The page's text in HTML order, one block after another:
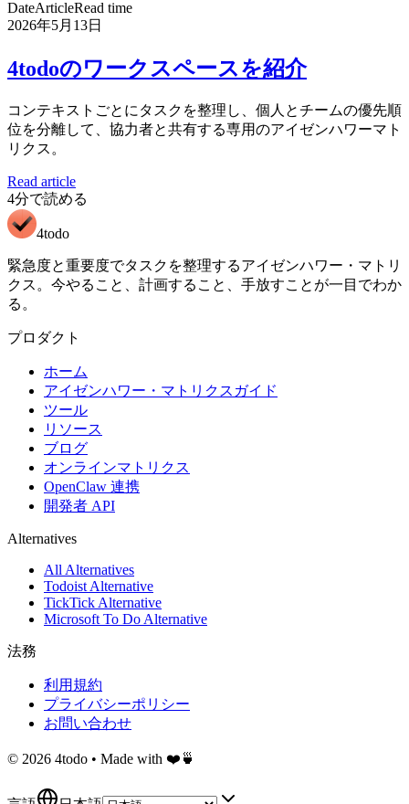
DateArticleRead time
2026年5月13日
4todoのワークスペースを紹介
コンテキストごとにタスクを整理し、個人とチームの優先順
位を分離して、協力者と共有する専用のアイゼンハワーマト
リクス。
Read article
4分で読める
4todo
緊急度と重要度でタスクを整理するアイゼンハワー・マトリ
クス。今やること、計画すること、手放すことが一目でわか
る。
プロダクト
ホーム
アイゼンハワー・マトリクスガイド
ツール
リソース
ブログ
オンラインマトリクス
OpenClaw 連携
開発者 API
Alternatives
All Alternatives
Todoist Alternative
TickTick Alternative
Microsoft To Do Alternative
法務
利用規約
プライバシーポリシー
お問い合わせ
© 2026 4todo • Made with ❤️🍵